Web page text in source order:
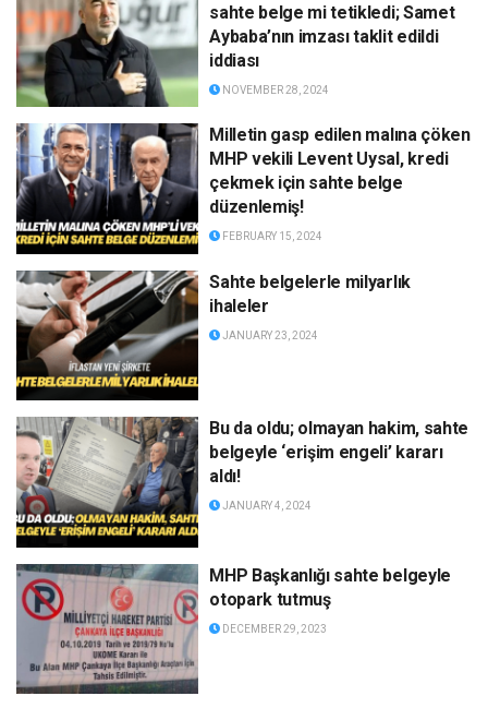
sahte belge mi tetikledi; Samet
Aybaba’nın imzası taklit edildi
iddiası
NOVEMBER 28, 2024
Milletin gasp edilen malına çöken
MHP vekili Levent Uysal, kredi
çekmek için sahte belge
düzenlemiş!
FEBRUARY 15, 2024
Sahte belgelerle milyarlık
ihaleler
JANUARY 23, 2024
Bu da oldu; olmayan hakim, sahte
belgeyle ‘erişim engeli’ kararı
aldı!
JANUARY 4, 2024
MHP Başkanlığı sahte belgeyle
otopark tutmuş
DECEMBER 29, 2023